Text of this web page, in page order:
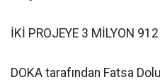
İKİ PROJEYE 3 MİLYON
DOKA tarafından Fatsa